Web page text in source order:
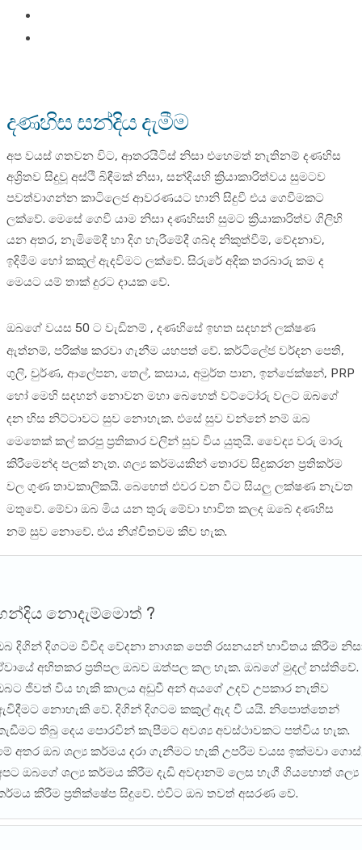
දණහිස සන්දිය දැමීම
අප වයස් ගතවන විට, ආතරයිටිස් නිසා එහෙමත් නැතිනම් දණහිස
අශ්‍රිතව සිදුවූ අස්ථි බිඳීමක් නිසා, සන්දියහි ක්‍රියාකාරිත්වය සුමටව
පවත්වාගන්න කාටිලෙජ ආවරණයට හානි සිදුවී එය ගෙවීමකට
ලක්වේ. මෙසේ ගෙවී යාම නිසා දණහිසහි සුමට ක්‍රියාකාරිත්ව ගිලිහි
යන අතර, නැමිමේදී හා දිග හැරීමේදී ශබ්ද නිකුත්වීම්, වේදනාව,
ඉදිමීම හෝ කකුල් ඇදවිමට ලක්වේ. සිරුරේ අදික තරබාරු කම ද
මෙයට යම් තාක් දුරට දායක වේ.
ඔබගේ වයස 50 ට වැඩිනම් , දණහිසේ ඉහත සදහන් ලක්ෂණ
ඇත්නම්, පරික්ෂ කරවා ගැනීම යහපත් වේ. කර්ටිලේජ වර්දන පෙති,
ගුලි, චුර්ණ, ආලේපන, තෙල්, කසාය, අමුර්ත පාන, ඉන්ජෙක්ෂන්, PRP
හෝ මෙහි සදහන් නොවන මහා බෙහෙත් වට්ටෝරු වලට ඔබගේ
දන හිස නිට්ටාවට සුව නොහැක. එසේ සුව වන්නේ නම් ඔබ
මෙතෙක් කල් කරපු ප්‍රතිකාර වලින් සුව විය යුතුයි. වෛද්‍ය වරු මාරු
කිරීමෙන්ද පලක් නැත. ශල්‍ය කර්මයකින් තොරව සිදුකරන ප්‍රතිකර්ම
වල ගුණ තාවකාලිකයි. බෙහෙත් එවර වන විට සියලු ලක්ෂණ නැවත
මතුවේ. මේවා ඔබ මිය යන තුරු මේවා භාවිත කලද ඔබේ දණහිස
නම් සුව නොවේ. එය නිශ්චිතවම කිව හැක.
නොදැම්මොත් ?
දිගින් දිගටම විවිද වේදනා නාශක පෙති රසනයන් භාවිතය කිරීම
අහිතකර ප්‍රතිපල ඔබව ඔත්පල කල හැක. ඔබගේ මුදල් නස්තිවේ.
ජිවත් විය හැකි කාලය අඩුවී අන් අයගේ උදව් උපකාර නැතිව
නොහැකි වේ. දිගින් දිගටම කකුල් ඇද වී යයි. නිපොත්තෙන්
තිබු දෙය පොරවින් කැපීමට අවශ්‍ය අවස්ථාවකට පත්විය හැක.
අතර ඔබ ශල්‍ය කර්මය දරා ගැනීමට හැකි උපරිම වයස ඉක්මවා
ඔබගේ ශල්‍ය කර්මය කිරීම දැඩි අවදානම් ලෙස හැගී ගියහොත් ශල්‍ය
කිරීම ප්‍රතික්ෂේප සිදුවේ. එවිට ඔබ තවත් අසරණ වේ.